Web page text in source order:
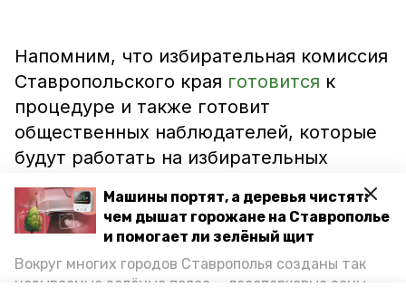
Машины портят, а деревья чистят:
чем дышат горожане на Ставрополье
и помогает ли зелёный щит
Вокруг многих городов Ставрополья созданы так
называемые зелёные пояса — лесопарковые зоны,
Напомним, что избирательная комиссия
Ставропольского края готовится к
процедуре и также готовит
общественных наблюдателей, которые
будут работать на избирательных
участках. На днях для них стартовали
образовательные курсы. Всего
комиссия проведёт три таких семинара.